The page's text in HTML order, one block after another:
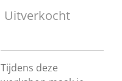
Uitverkocht
Tijdens deze